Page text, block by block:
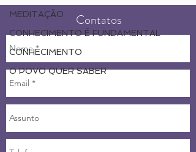
MEDITAÇÃO
CONHECIMENTO É FUNDAMENTAL
CONHECIMENTO
O POVO QUER SABER
Contatos